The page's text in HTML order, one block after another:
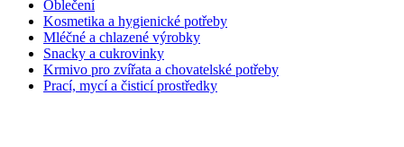
Oblečení
Kosmetika a hygienické potřeby
Mléčné a chlazené výrobky
Snacky a cukrovinky
Krmivo pro zvířata a chovatelské potřeby
Prací, mycí a čisticí prostředky